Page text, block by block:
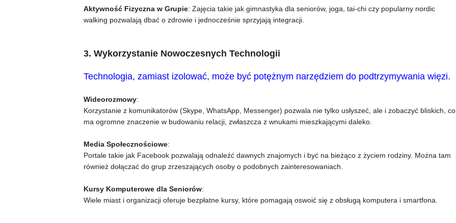
Aktywność Fizyczna w Grupie: Zajęcia takie jak gimnastyka dla seniorów, joga, tai-chi czy popularny nordic
walking pozwalają dbać o zdrowie i jednocześnie sprzyjają integracji.
3. Wykorzystanie Nowoczesnych Technologii
Technologia, zamiast izolować, może być potężnym narzędziem do podtrzymywania więzi.
Wideorozmowy:
Korzystanie z komunikatorów (Skype, WhatsApp, Messenger) pozwala nie tylko usłyszeć, ale i zobaczyć bliskich, co
ma ogromne znaczenie w budowaniu relacji, zwłaszcza z wnukami mieszkającymi daleko.
Media Społecznościowe:
Portale takie jak Facebook pozwalają odnaleźć dawnych znajomych i być na bieżąco z życiem rodziny. Można tam
również dołączać do grup zrzeszających osoby o podobnych zainteresowaniach.
Kursy Komputerowe dla Seniorów:
Wiele miast i organizacji oferuje bezpłatne kursy, które pomagają oswoić się z obsługą komputera i smartfona.